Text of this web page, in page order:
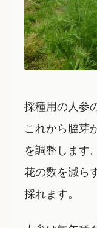
採種用の人参
これから脇芽
を調整します。
花の数を減ら
採れます。